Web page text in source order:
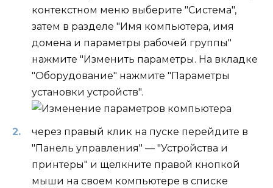
контекстном меню выберите "Система",
затем в разделе "Имя компьютера, имя
домена и параметры рабочей группы"
нажмите "Изменить параметры. На вкладке
"Оборудование" нажмите "Параметры
установки устройств".
через правый клик на пуске перейдите в
"Панель управления" — "Устройства и
принтеры" и щелкните правой кнопкой
мыши на своем компьютере в списке